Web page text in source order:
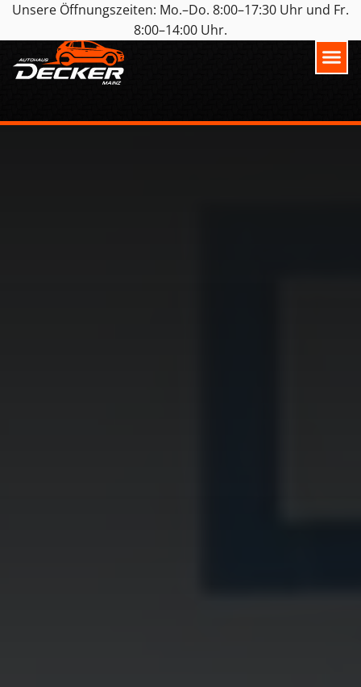
Unsere Öffnungszeiten: Mo.–Do. 8:00–17:30 Uhr und Fr.
8:00–14:00 Uhr.